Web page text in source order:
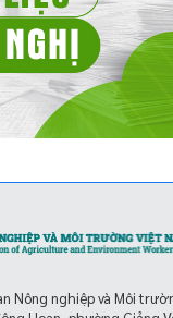
Nông nghiệp và Môi